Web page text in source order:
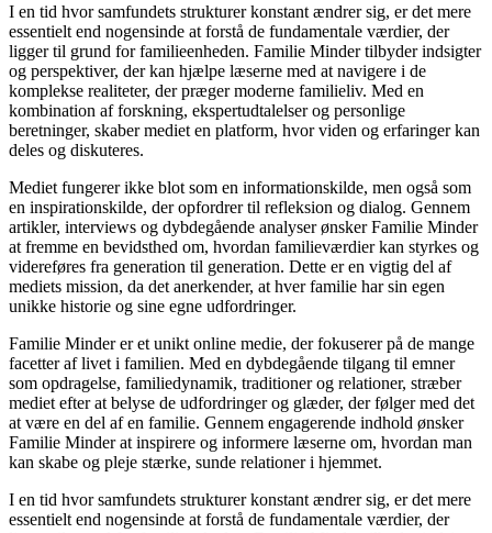
I en tid hvor samfundets strukturer konstant ændrer sig, er det mere
essentielt end nogensinde at forstå de fundamentale værdier, der
ligger til grund for familieenheden. Familie Minder tilbyder indsigter
og perspektiver, der kan hjælpe læserne med at navigere i de
komplekse realiteter, der præger moderne familieliv. Med en
kombination af forskning, ekspertudtalelser og personlige
beretninger, skaber mediet en platform, hvor viden og erfaringer kan
deles og diskuteres.
Mediet fungerer ikke blot som en informationskilde, men også som
en inspirationskilde, der opfordrer til refleksion og dialog. Gennem
artikler, interviews og dybdegående analyser ønsker Familie Minder
at fremme en bevidsthed om, hvordan familieværdier kan styrkes og
videreføres fra generation til generation. Dette er en vigtig del af
mediets mission, da det anerkender, at hver familie har sin egen
unikke historie og sine egne udfordringer.
Familie Minder er et unikt online medie, der fokuserer på de mange
facetter af livet i familien. Med en dybdegående tilgang til emner
som opdragelse, familiedynamik, traditioner og relationer, stræber
mediet efter at belyse de udfordringer og glæder, der følger med det
at være en del af en familie. Gennem engagerende indhold ønsker
Familie Minder at inspirere og informere læserne om, hvordan man
kan skabe og pleje stærke, sunde relationer i hjemmet.
I en tid hvor samfundets strukturer konstant ændrer sig, er det mere
essentielt end nogensinde at forstå de fundamentale værdier, der